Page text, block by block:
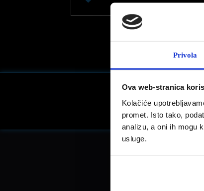
Privola
Ova web-stranica
Kolačiće
promet. Isto tako,
analizu, a oni ih mogu
usluge.